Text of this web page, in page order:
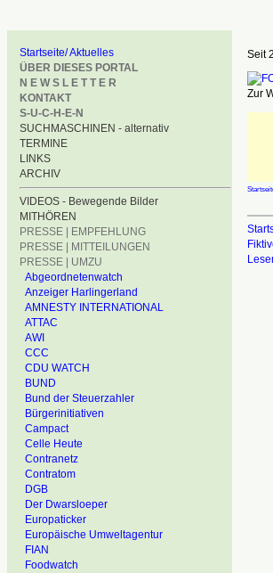
Startseite/ Aktuelles
ÜBER DIESES PORTAL
N E W S L E T T E R
KONTAKT
S-U-C-H-E-N
SUCHMASCHINEN - alternativ
TERMINE
LINKS
ARCHIV
VIDEOS - Bewegende Bilder
MITHÖREN
PRESSE | EMPFEHLUNG
PRESSE | MITTEILUNGEN
PRESSE | UMZU
Abgeordnetenwatch
Anzeiger Harlingerland
AMNESTY INTERNATIONAL
ATTAC
AWI
CCC
CDU WATCH
BUND
Bund der Steuerzahler
Bürgerinitiativen
Campact
Celle Heute
Contranetz
Contratom
DGB
Der Dwarsloeper
Europaticker
Europäische Umweltagentur
FIAN
Foodwatch
Seit
Zur